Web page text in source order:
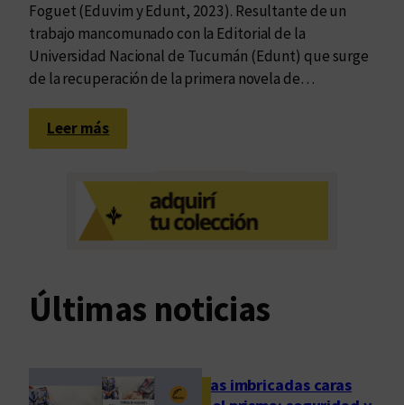
Foguet (Eduvim y Edunt, 2023). Resultante de un
trabajo mancomunado con la Editorial de la
Universidad Nacional de Tucumán (Edunt) que surge
de la recuperación de la primera novela de…
Leer más:
L
o
t
i
d
d
Últimas noticias
Las imbricadas caras